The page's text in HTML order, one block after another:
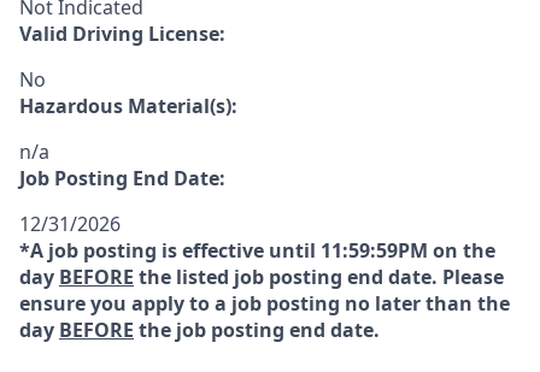
Not Indicated
Valid Driving License:
No
Hazardous Material(s):
n/a
Job Posting End Date:
12/31/2026
*A job posting is effective until 11:59:59PM on the
day BEFORE the listed job posting end date. Please
ensure you apply to a job posting no later than the
day BEFORE the job posting end date.